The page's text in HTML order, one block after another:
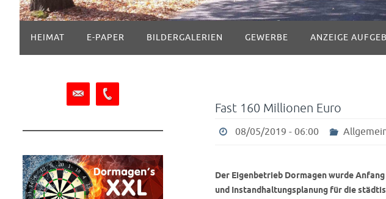
Inhalt
springen
HEIMAT E-PAPER BILDERGALERIEN GEWERBE ANZEIGE
Fast 160 Millionen Euro
08/05/2019 - 06:00
Der Eigenbetrieb Dormagen wurde
und Instandhaltungsplanung für die